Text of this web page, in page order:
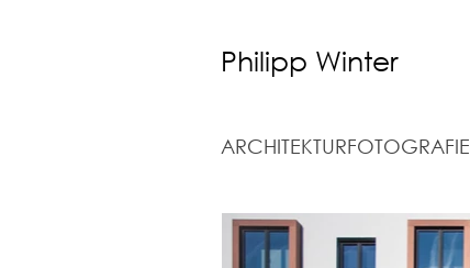
Philipp Winter
ARCHITEKTURFOTOGRAFIE